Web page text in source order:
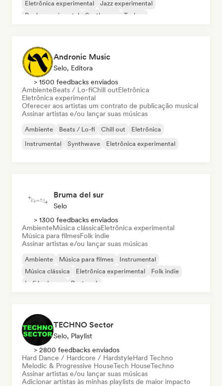
Eletrônica experimental
Jazz experimental
Rock experimental
Synthwave Techno
Andronic Music
Selo, Editora
> 1500 feedbacks enviados
AmbienteBeats / Lo-fiChill outEletrônica
Eletrônica experimental
Oferecer aos artistas um contrato de publicação musical
Assinar artistas e/ou lançar suas músicas
Ambiente Beats / Lo-fi Chill out
Eletrônica
Instrumental
Synthwave Eletrônica experimental
Bruma del sur
Selo
> 1300 feedbacks enviados
AmbienteMúsica clássicaEletrônica experimental
Música para filmesFolk indie
Assinar artistas e/ou lançar suas músicas
Ambiente Música para filmes
Instrumental
Música clássica
Eletrônica experimental
Folk indie
Lofi bedroom
Post rock
TECHNO Sector
Selo, Playlist
> 2800 feedbacks enviados
Hard Dance / Hardcore / HardstyleHard Techno
Melodic & Progressive HouseTech HouseTechno
Assinar artistas e/ou lançar suas músicas
Adicionar artistas às minhas playlists de maior impacto